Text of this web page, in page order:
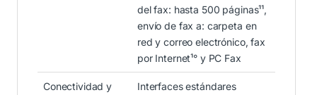
del fax: hasta 500 páginas¹¹,
envío de fax a: carpeta en
red y correo electrónico, fax
por Internet¹° y PC Fax
Conectividad y
Interfaces estándares